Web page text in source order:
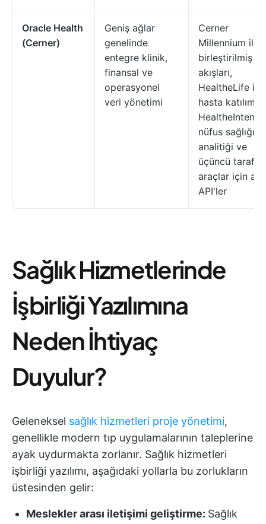
Oracle Health
(Cerner)
Geniş ağlar
genelinde
entegre klinik,
finansal ve
operasyonel
veri yönetimi
Cerner
Millennium ile
birleştirilmiş ş
akışları,
HealtheLife ile
hasta katılımı,
HealtheIntent
nüfus sağlığı
analitiği ve
üçüncü taraf
araçlar için
API'ler
Sağlık Hizmetlerinde
İşbirliği Yazılımına
Neden İhtiyaç
Duyulur?
Geleneksel sağlık hizmetleri proje yönetimi,
genellikle modern tıp uygulamalarının taleplerine
ayak uydurmakta zorlanır. Sağlık hizmetleri
işbirliği yazılımı, aşağıdaki yollarla bu zorlukların
üstesinden gelir:
Meslekler arası iletişimi geliştirme: Sağlık